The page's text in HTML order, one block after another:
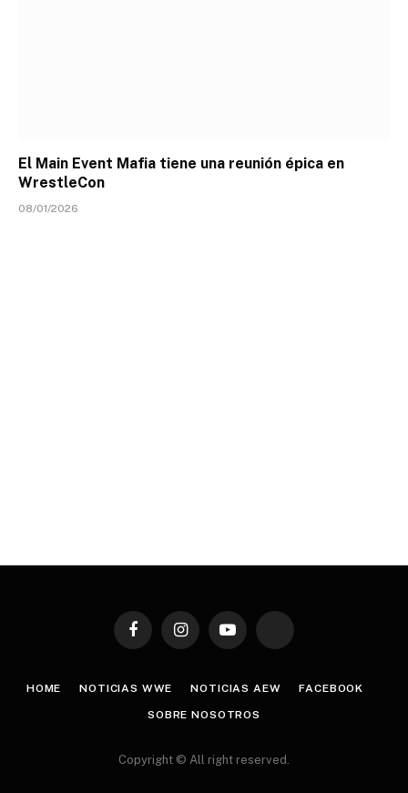
El Main Event Mafia tiene una reunión épica en
WrestleCon
08/01/2026
FacebookInstagramYouTube TikTok
HOME NOTICIAS WWE NOTICIAS AEW FACEBOOK
SOBRE NOSOTROS
Copyright © All right reserved.